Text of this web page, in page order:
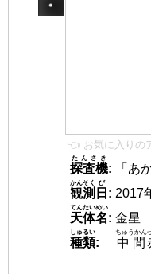
👈 お気に入りの
探査機
たんさき
:
「あ
観測
かんそく
日
び
: 2017
天体名
てんたいめい
: 金星
種類
しゅるい
: 中間
ちゅうかん